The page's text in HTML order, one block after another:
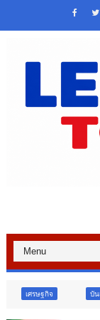
บันเทิง ท่องเที่ยว